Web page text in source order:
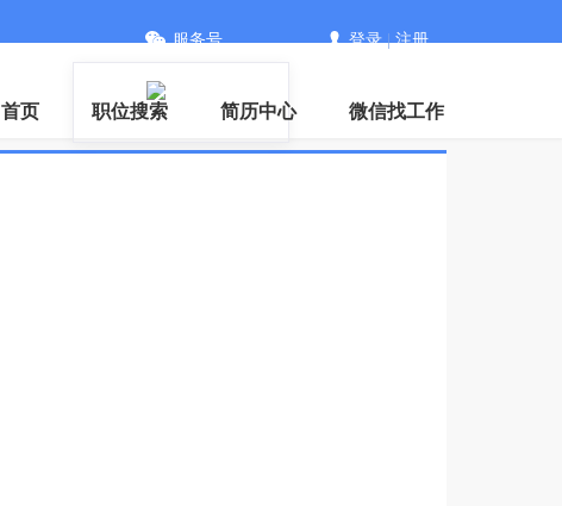
微信
服务号 登录|注册
首页 职位搜索 简历中心 微信找工作